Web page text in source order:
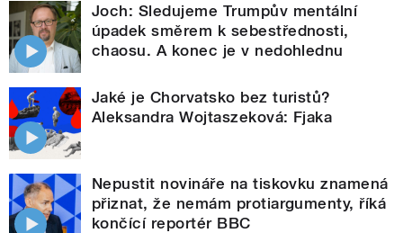
Joch: Sledujeme Trumpův mentální
úpadek směrem k sebestřednosti,
chaosu. A konec je v nedohlednu
Jaké je Chorvatsko bez turistů?
Aleksandra Wojtaszeková: Fjaka
Nepustit novináře na tiskovku znamená
přiznat, že nemám protiargumenty, říká
končící reportér BBC